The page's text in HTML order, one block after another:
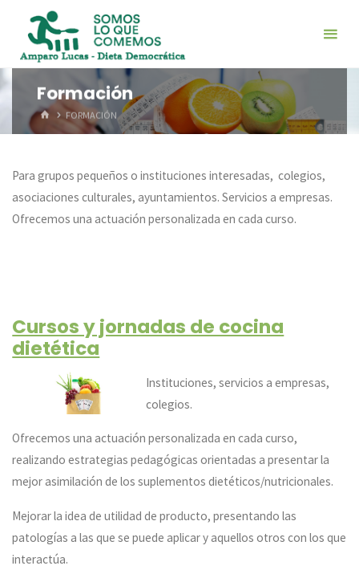
contenido
Formación
INICIOFORMACIÓN
Para grupos pequeños o instituciones interesadas, colegios,
asociaciones culturales, ayuntamientos. Servicios a empresas.
Ofrecemos una actuación personalizada en cada curso.
Cursos y jornadas de cocina
dietética
Instituciones, servicios a empresas,
colegios.
Ofrecemos una actuación personalizada en cada curso,
realizando estrategias pedagógicas orientadas a presentar la
mejor asimilación de los suplementos dietéticos/nutricionales.
Mejorar la idea de utilidad de producto, presentando las
patologías a las que se puede aplicar y aquellos otros con los que
interactúa.